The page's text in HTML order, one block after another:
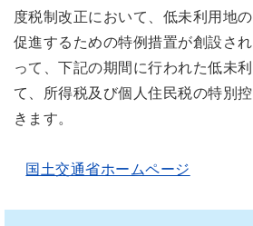
度税制改正において、低未利用地
促進するための特例措置が創設さ
って、下記の期間に行われた低未
て、所得税及び個人住民税の特別
きます。
国土交通省ホームページ